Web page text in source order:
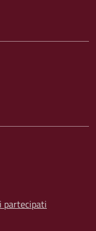
partecipati